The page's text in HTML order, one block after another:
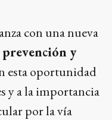
con una nueva
prevención y
esta oportunidad
y a la importancia
por la vía